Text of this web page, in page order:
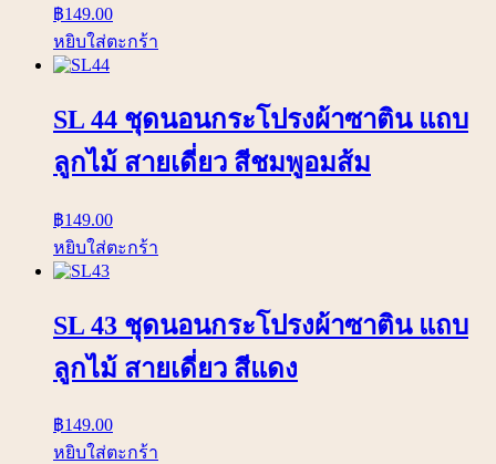
฿149.00
หยิบใส่ตะกร้า
SL 44 ชุดนอนกระโปรงผ้าซาติน แถบ
ลูกไม้ สายเดี่ยว สีชมพูอมส้ม
฿149.00
หยิบใส่ตะกร้า
SL 43 ชุดนอนกระโปรงผ้าซาติน แถบ
ลูกไม้ สายเดี่ยว สีแดง
฿149.00
หยิบใส่ตะกร้า